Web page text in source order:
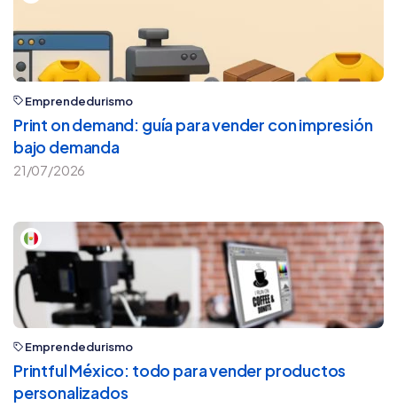
Emprendedurismo
Print on demand: guía para vender con impresión
bajo demanda
21/07/2026
Emprendedurismo
Printful México: todo para vender productos
personalizados